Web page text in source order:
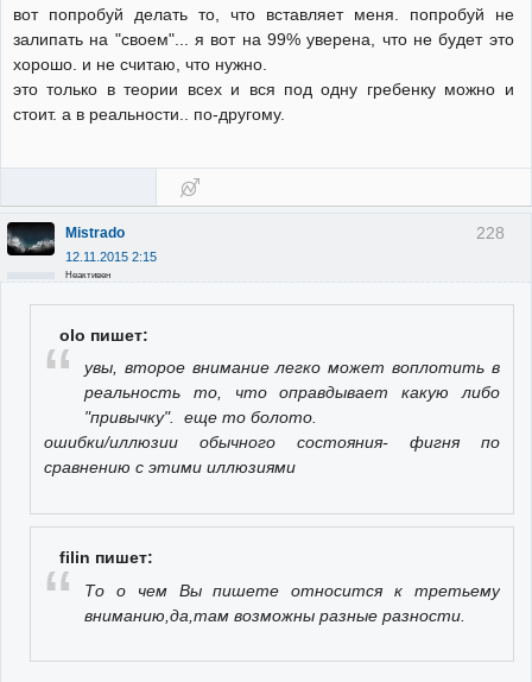
вот попробуй делать то, что вставляет меня. попробуй не
залипать на "своем"... я вот на 99% уверена, что не будет это
хорошо. и не считаю, что нужно.
это только в теории всех и вся под одну гребенку можно и
стоит. а в реальности.. по-другому.
228
Mistrado
12.11.2015 2:15
Неактивен
olo пишет:
увы, второе внимание легко может воплотить в
реальность то, что оправдывает какую либо
"привычку". еще то болото.
ошибки/иллюзии обычного состояния- фигня по
сравнению с этими иллюзиями
filin пишет:
То о чем Вы пишете относится к третьему
вниманию,да,там возможны разные разности.